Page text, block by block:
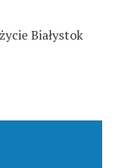
Białystok